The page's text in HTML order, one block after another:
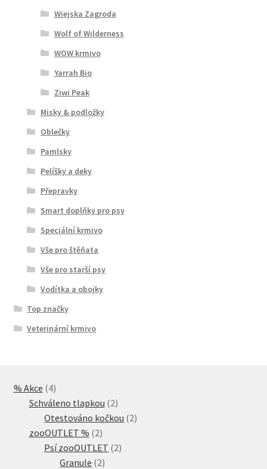
Wiejska Zagroda
Wolf of Wilderness
WOW krmivo
Yarrah Bio
Ziwi Peak
Misky & podložky
Oblečky
Pamlsky
Pelíšky a deky
Přepravky
Smart doplňky pro psy
Speciální krmivo
Vše pro štěňata
Vše pro starší psy
Vodítka a obojky
Top značky
Veterinární krmivo
% Akce 44
produkty
Schváleno tlapkou 22
produkty
Otestováno kočkou 22
zooOUTLET % 22
produkty
Psí zooOUTLET 22
Granule 22